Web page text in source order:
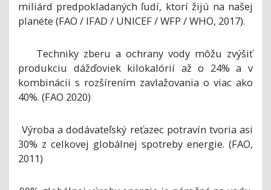
miliárd predpokladaných ľudí, ktorí žijú na našej
planéte (FAO / IFAD / UNICEF / WFP / WHO, 2017).
Techniky zberu a ochrany vody môžu zvýšiť
produkciu dážďoviek kilokalórií až o 24% a v
kombinácii s rozšírením zavlažovania o viac ako
40%. (FAO 2020)
Výroba a dodávateľský reťazec potravín tvoria asi
30% z celkovej globálnej spotreby energie. (FAO,
2011)